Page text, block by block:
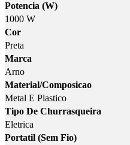
Potencia (W)
1000 W
Cor
Preta
Marca
Arno
Material/Composicao
Metal E Plastico
Tipo De Churrasqueira
Eletrica
Portatil (Sem Fio)